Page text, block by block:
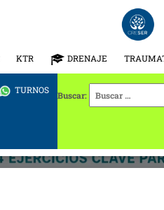
KTR DRENAJE
TURNOS Buscar: